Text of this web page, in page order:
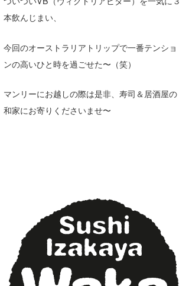
本飲んじまい、
今回のオーストラリアトリップで一番テンショ
ンの高いひと時を過ごせた〜（笑）
マンリーにお越しの際は是非、寿司＆居酒屋の
和家にお寄りくださいませ〜